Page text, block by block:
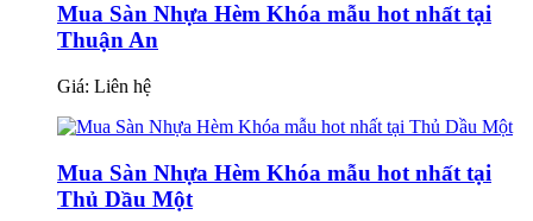
Mua Sàn Nhựa Hèm Khóa mẫu hot nhất tại
Thuận An
Giá: Liên hệ
Mua Sàn Nhựa Hèm Khóa mẫu hot nhất tại
Thủ Dầu Một